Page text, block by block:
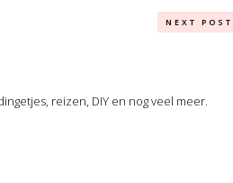
NEXT POST
reizen, DIY en nog veel meer.